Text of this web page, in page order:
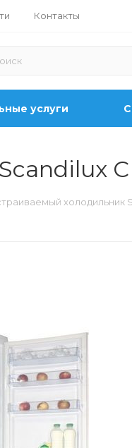
Контакты
услуги
холодильник